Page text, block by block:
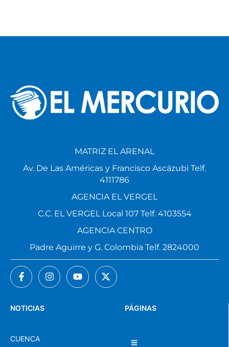
PÁGINAS
NOTICIAS
CUENCA
MATRIZ EL ARENAL
Av. De Las Américas y Francisco Ascázubi Telf.
4111786
AGENCIA EL VERGEL
C.C. EL VERGEL Local 107 Telf. 4103554
AGENCIA CENTRO
Padre Aguirre y G. Colombia Telf. 2824000